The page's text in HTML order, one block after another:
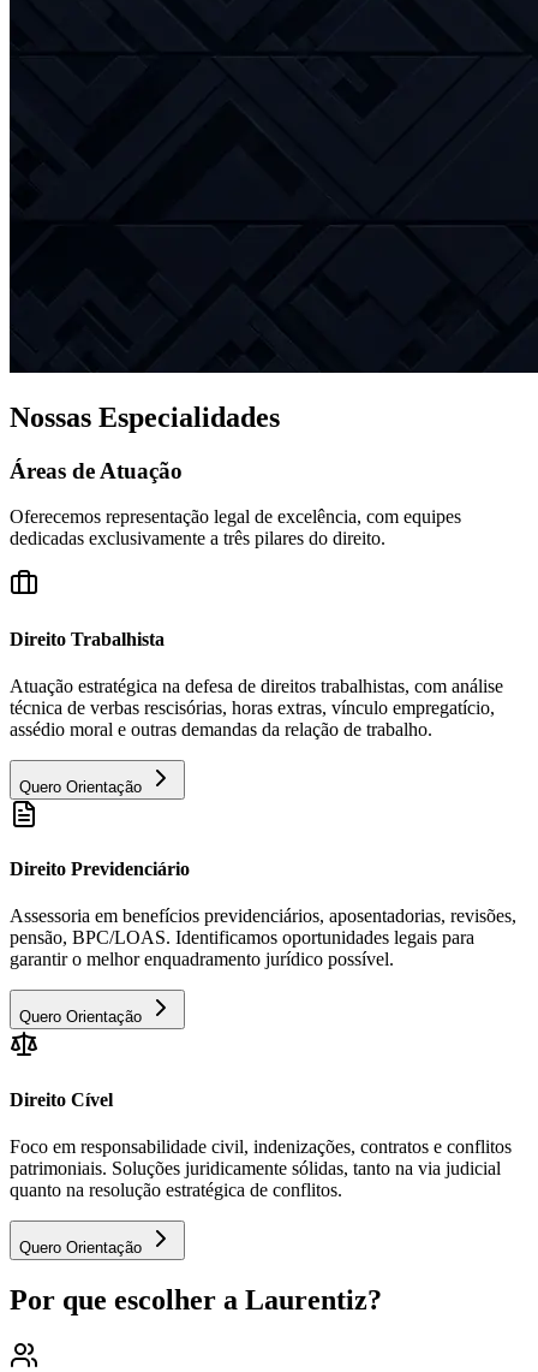
Nossas Especialidades
Áreas de Atuação
Oferecemos representação legal de excelência, com equipes
dedicadas exclusivamente a três pilares do direito.
Direito Trabalhista
Atuação estratégica na defesa de direitos trabalhistas, com análise
técnica de verbas rescisórias, horas extras, vínculo empregatício,
assédio moral e outras demandas da relação de trabalho.
Quero Orientação
Direito Previdenciário
Assessoria em benefícios previdenciários, aposentadorias, revisões,
pensão, BPC/LOAS. Identificamos oportunidades legais para
garantir o melhor enquadramento jurídico possível.
Quero Orientação
Direito Cível
Foco em responsabilidade civil, indenizações, contratos e conflitos
patrimoniais. Soluções juridicamente sólidas, tanto na via judicial
quanto na resolução estratégica de conflitos.
Quero Orientação
Por que escolher a Laurentiz?